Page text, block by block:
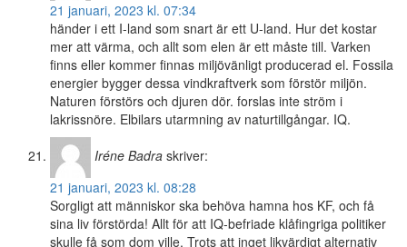
21 januari, 2023 kl. 07:34
händer i ett I-land som snart är ett U-land. Hur det kostar
mer att värma, och allt som elen är ett måste till. Varken
finns eller kommer finnas miljövänligt producerad el. Fossila
energier bygger dessa vindkraftverk som förstör miljön.
Naturen förstörs och djuren dör. forslas inte ström i
lakrissnöre. Elbilars utarmning av naturtillgångar. IQ.
Iréne Badra skriver:
21 januari, 2023 kl. 08:28
Sorgligt att människor ska behöva hamna hos KF, och få
sina liv förstörda! Allt för att IQ-befriade klåfingriga politiker
skulle få som dom ville. Trots att inget likvärdigt alternativ